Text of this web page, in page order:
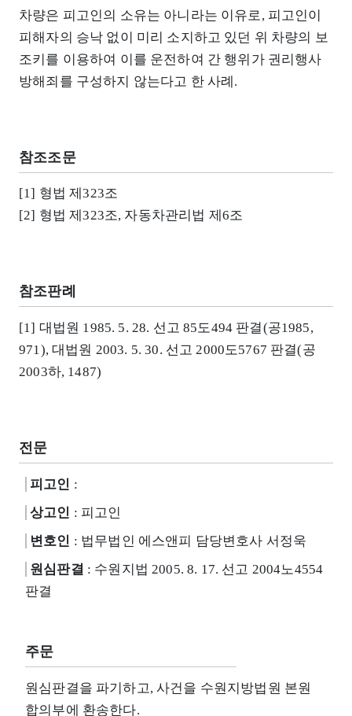
차량은 피고인의 소유는 아니라는 이유로, 피고인이
피해자의 승낙 없이 미리 소지하고 있던 위 차량의 보
조키를 이용하여 이를 운전하여 간 행위가 권리행사
방해죄를 구성하지 않는다고 한 사례.
참조조문
[1] 형법 제323조
[2] 형법 제323조, 자동차관리법 제6조
참조판례
[1] 대법원 1985. 5. 28. 선고 85도494 판결(공1985,
971), 대법원 2003. 5. 30. 선고 2000도5767 판결(공
2003하, 1487)
전문
피고인 :
상고인 : 피고인
변호인 : 법무법인 에스앤피 담당변호사 서정욱
원심판결 : 수원지법 2005. 8. 17. 선고 2004노4554
판결
주문
원심판결을 파기하고, 사건을 수원지방법원 본원
합의부에 환송한다.